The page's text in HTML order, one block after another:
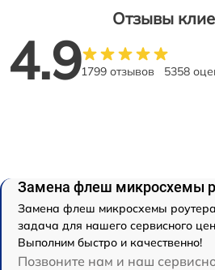
Отзывы
4.91799 отзывов 5358
Замена флеш микросхемы
Замена флеш микросхемы
задача для нашего сервисного
Выполним быстро и качественно!
Позвоните нам и наш